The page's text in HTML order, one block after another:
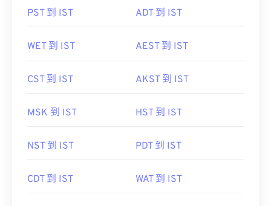
PST 到 IST ADT 到 IST
WET 到 IST AEST 到 IST
CST 到 IST AKST 到 IST
MSK 到 IST HST 到 IST
NST 到 IST PDT 到 IST
CDT 到 IST WAT 到 IST